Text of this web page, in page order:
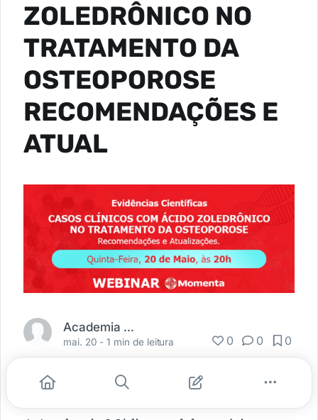
ZOLEDRÔNICO NO
TRATAMENTO DA
OSTEOPOROSE
RECOMENDAÇÕES E
ATUAL
Academia Médica
mai. 20 -1 min de leitura 0 0 0